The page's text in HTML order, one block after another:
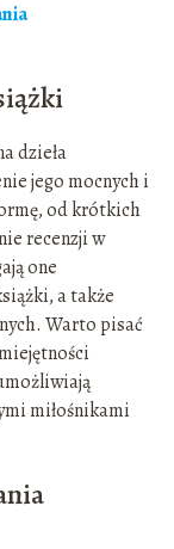
dzieła
jego mocnych i
od krótkich
recenzji w
one
a także
Warto pisać
miłośnikami